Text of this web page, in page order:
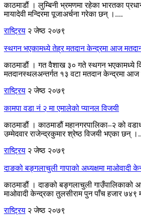
काठमाडौं । लुम्बिनी भ्रमणमा रहेका भारतका
मायादेवी मन्दिरमा पूजाअर्चना गरेका छन् ।....
राष्ट्रिय २ जेष्ठ २०७९
स्थगन भएकामध्ये तेह्र मतदान केन्द्रमा आज
काठमाडौं । गत वैशाख ३० गते स्थगन भएकामध्ये
मतदानस्थलअन्तर्गत १३ वटा मतदान केन्द्रमा आज
राष्ट्रिय २ जेष्ठ २०७९
कामपा वडा नं २ मा एमालेको प्यानल विजयी
काठमाडौं । काठमाडौं महानगरपालिका–२ को
उम्मेदवार राजेन्द्रकुमार श्रेष्ठ विजयी भएका छन्
राष्ट्रिय २ जेष्ठ २०७९
दाङको बङ्गलाचुली गापाको अध्यक्षमा माओवादी
काठमाडौं । दाङको बङ्गलाचुली गाउँपालिकाको
माओवादी केन्द्रका तुलसीराम पुन पाँच हजार ७४९
राष्ट्रिय २ जेष्ठ २०७९